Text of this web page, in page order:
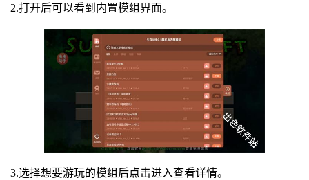
2.打开后可以看到内置模组界面。
3.选择想要游玩的模组后点击进入查看详情。